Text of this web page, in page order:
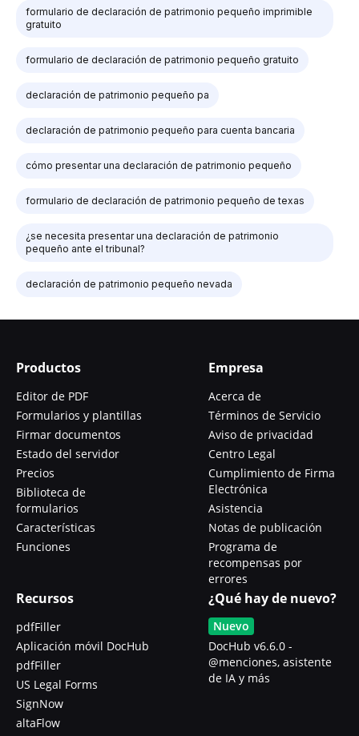
formulario de declaración de patrimonio pequeño imprimible
gratuito
formulario de declaración de patrimonio pequeño gratuito
declaración de patrimonio pequeño pa
declaración de patrimonio pequeño para cuenta bancaria
cómo presentar una declaración de patrimonio pequeño
formulario de declaración de patrimonio pequeño de texas
¿se necesita presentar una declaración de patrimonio
pequeño ante el tribunal?
declaración de patrimonio pequeño nevada
Productos
Editor de PDF
Formularios y plantillas
Firmar documentos
Estado del servidor
Precios
Biblioteca de
formularios
Características
Funciones
Empresa
Acerca de
Términos de Servicio
Aviso de privacidad
Centro Legal
Cumplimiento de Firma
Electrónica
Asistencia
Notas de publicación
Programa de
recompensas por
errores
Recursos
pdfFiller
Aplicación móvil DocHub
pdfFiller
US Legal Forms
SignNow
altaFlow
¿Qué hay de nuevo?
Nuevo
DocHub v6.6.0 -
@menciones, asistente
de IA y más